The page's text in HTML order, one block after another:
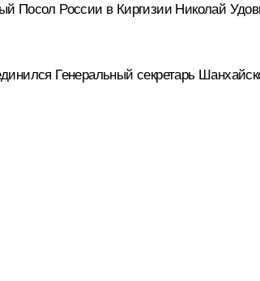
Посол России в Киргизии Николай
Генеральный секретарь